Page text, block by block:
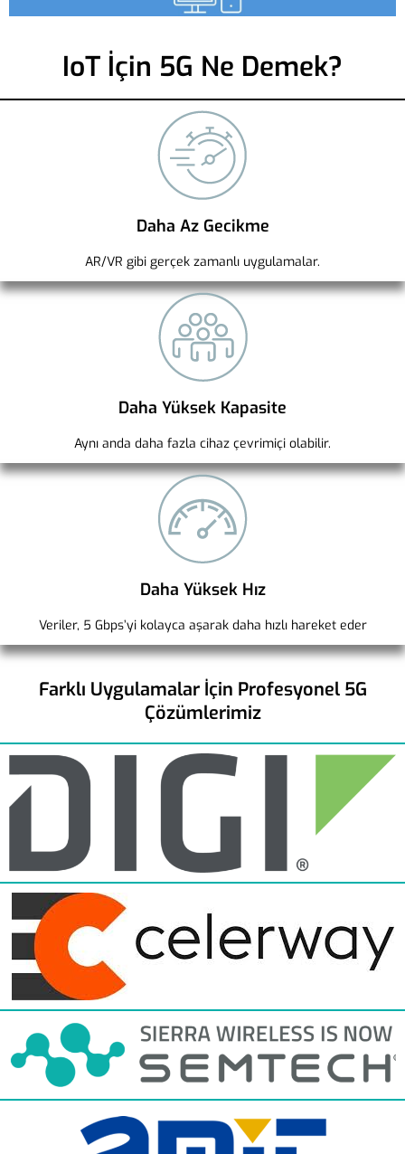
IoT İçin 5G Ne Demek?
Daha Az Gecikme
AR/VR gibi gerçek zamanlı uygulamalar.
Daha Yüksek Kapasite
Aynı anda daha fazla cihaz çevrimiçi olabilir.
Daha Yüksek Hız
Veriler, 5 Gbps’yi kolayca aşarak daha hızlı hareket eder
Farklı Uygulamalar İçin Profesyonel 5G
Çözümlerimiz